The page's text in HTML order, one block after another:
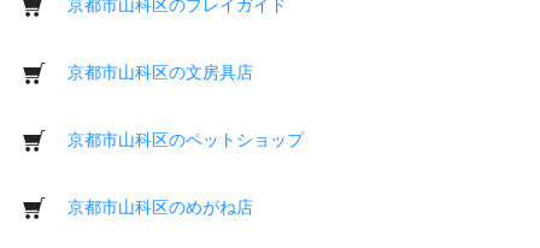
京都市山科区のプレイガイド
京都市山科区の文房具店
京都市山科区のペットショップ
京都市山科区のめがね店